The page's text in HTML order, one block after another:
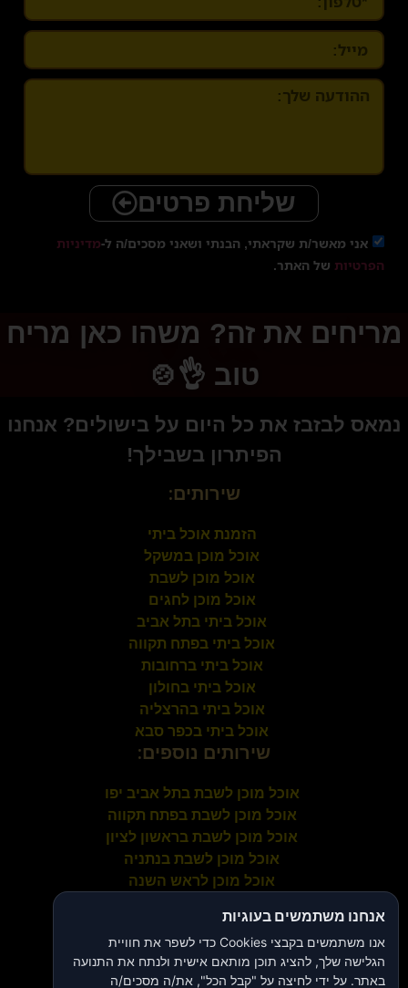
אני מאשר/ת שקראתי, הבנתי ושאני מסכים/ה ל-מדיניות
הפרטיות של האתר.
שליחת פרטים
מריחים את זה? משהו כאן מריח
טוב 👌🍲
נמאס לבזבז את כל היום על בישולים? אנחנו
הפיתרון בשבילך!
שירותים:
הזמנת אוכל ביתי
אוכל מוכן במשקל
אוכל מוכן לשבת
אוכל מוכן לחגים
אוכל ביתי בתל אביב
אוכל ביתי בפתח תקווה
אוכל ביתי ברחובות
אוכל ביתי בחולון
אוכל ביתי בהרצליה
אוכל ביתי בכפר סבא
שירותים נוספים:
אוכל מוכן לשבת בתל אביב יפו
אוכל מוכן לשבת בפתח תקווה
אוכל מוכן לשבת בראשון לציון
אוכל מוכן לשבת בנתניה
אוכל מוכן לראש השנה
אוכל מוכן לשבועות
אוכל מוכן לסוכות
אוכל לילדים לצהריים
אנחנו משתמשים בעוגיות
אנו משתמשים בקבצי Cookies כדי לשפר את חוויית
הגלישה שלך, להציג תוכן מותאם אישית ולנתח את התנועה
באתר. על ידי לחיצה על "קבל הכל", את/ה מסכים/ה